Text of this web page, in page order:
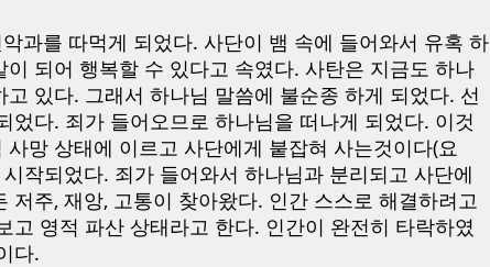
과를 따먹게 되었다. 사단이 뱀 속에 들어와서 유혹 하
되어 행복할 수 있다고 속였다. 사탄은 지금도 하나
있다. 그래서 하나님 말씀에 불순종 하게 되었다. 선
었다. 죄가 들어오므로 하나님을 떠나게 되었다. 이것
망 상태에 이르고 사단에게 붙잡혀 사는것이다(요
작되었다. 죄가 들어와서 하나님과 분리되고 사단에
저주, 재앙, 고통이 찾아왔다. 인간 스스로 해결하려고
고 영적 파산 상태라고 한다. 인간이 완전히 타락하였
다.